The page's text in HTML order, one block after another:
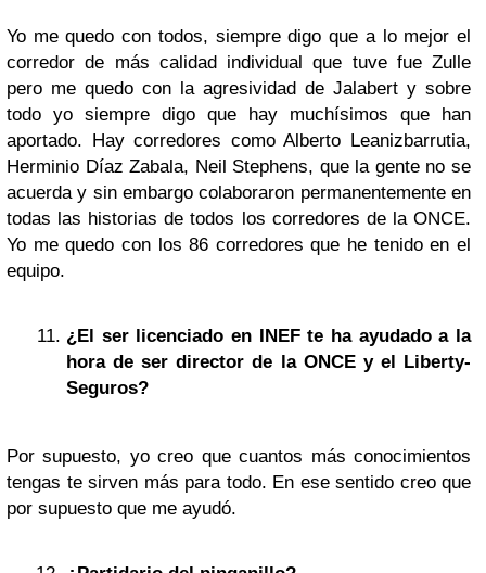
Yo me quedo con todos, siempre digo que a lo mejor el
corredor de más calidad individual que tuve fue Zulle
pero me quedo con la agresividad de Jalabert y sobre
todo yo siempre digo que hay muchísimos que han
aportado. Hay corredores como Alberto Leanizbarrutia,
Herminio Díaz Zabala, Neil Stephens, que la gente no se
acuerda y sin embargo colaboraron permanentemente en
todas las historias de todos los corredores de la ONCE.
Yo me quedo con los 86 corredores que he tenido en el
equipo.
¿El ser licenciado en INEF te ha ayudado a la
hora de ser director de la ONCE y el Liberty-
Seguros?
Por supuesto, yo creo que cuantos más conocimientos
tengas te sirven más para todo. En ese sentido creo que
por supuesto que me ayudó.